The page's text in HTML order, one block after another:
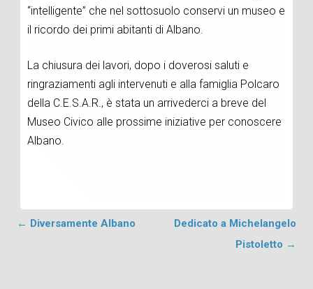
“intelligente” che nel sottosuolo conservi un museo e
il ricordo dei primi abitanti di Albano.
La chiusura dei lavori, dopo i doverosi saluti e
ringraziamenti agli intervenuti e alla famiglia Polcaro
della C.E.S.A.R., è stata un arrivederci a breve del
Museo Civico alle prossime iniziative per conoscere
Albano.
Post navigation
← Diversamente Albano
Dedicato a Michelangelo
Pistoletto →